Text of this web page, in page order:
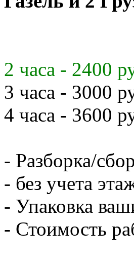
2 часа - 2400
3 часа - 3000
4 часа - 3600
- Разборка/
- без учета
- Упаковка
- Стоимость